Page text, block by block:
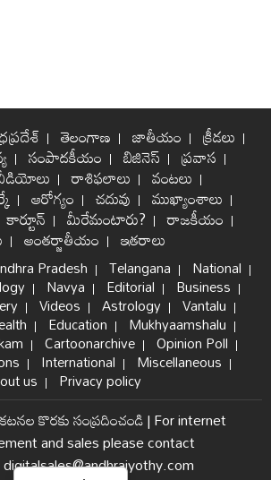
తెలంగాణ జాతీయం క్రీడలు
సంపాదకీయం బిజినెస్ ప్రవాస
రాశిఫలాలు వంటలు
ఆరోగ్యం చదువు ముఖ్యాంశాలు
కార్టూన్ మీరేమంటారు? రాజకీయం
అంతర్జాతీయం ఇతరాలు
Pradesh Telangana National
Navya Editorial Business
Videos Astrology Vantalu
Education Mukhyaamshalu
Cartoonarchive Opinion Poll
International Miscellaneous
us Privacy policy
కొరకు సంప్రదించండి|For internet
and sales please contact